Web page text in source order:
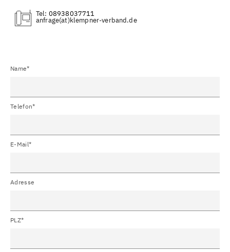
Tel: 08938037711
(at)
Name*
Telefon*
E-Mail*
Adresse
PLZ*